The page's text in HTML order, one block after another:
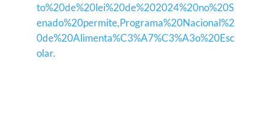
to%20de%20lei%20de%202024%20no%20S
enado%20permite,Programa%20Nacional%2
0de%20Alimenta%C3%A7%C3%A3o%20Esc
olar.